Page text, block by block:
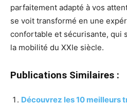
parfaitement adapté à vos
se voit transformé en une
confortable et sécurisante, qui
la mobilité du XXIe siècle.
Publications Similaires :
Découvrez les 10 meilleurs